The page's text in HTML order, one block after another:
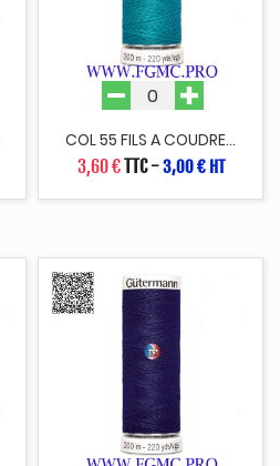
COL 55 FILS A COUDRE...
3,60 €TTC-3,00 € HT